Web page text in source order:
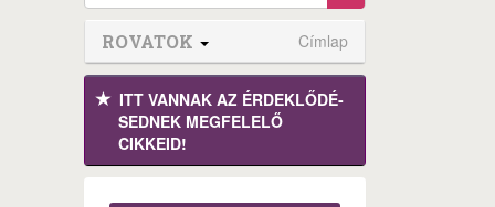
ROVATOK Címlap
ITT VANNAK AZ ÉRDEK­LŐDÉ­
SEDNEK MEGFE­LELŐ
CIKKEID!